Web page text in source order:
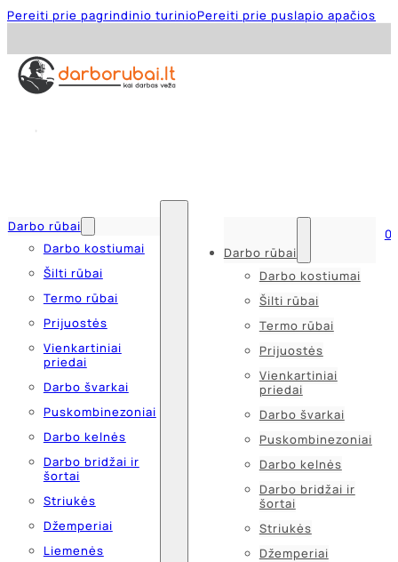
Pereiti prie pagrindinio turinioPereiti prie puslapio apačios
Darbo rūbai
Darbo kostiumai
Šilti rūbai
Termo rūbai
Prijuostės
Vienkartiniai
priedai
Darbo švarkai
Puskombinezoniai
Darbo kelnės
Darbo bridžai ir
šortai
Striukės
Džemperiai
Liemenės
Darbo rūbai
Darbo kostiumai
Šilti rūbai
Termo rūbai
Prijuostės
Vienkartiniai
priedai
Darbo švarkai
Puskombinezoniai
Darbo kelnės
Darbo bridžai ir
šortai
Striukės
Džemperiai
0